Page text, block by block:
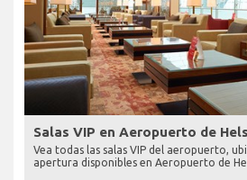
Salas VIP en Aeropuerto de
Vea todas las salas VIP del aeropuerto,
apertura disponibles en Aeropuerto de